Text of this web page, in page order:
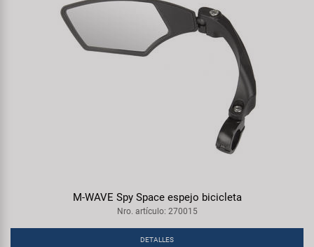
M-WAVE Spy Space espejo bicicleta
Nro. artículo: 270015
DETALLES